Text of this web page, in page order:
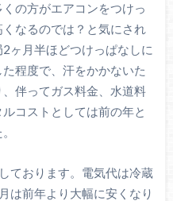
の方がエアコンをつけっ
なるのでは？と気にされ
ヶ月半ほどつけっぱなしに
程度で、汗をかかないた
伴ってガス料金、水道料
コストとしては前の年と
ております。電気代は冷蔵
は前年より大幅に安くなり